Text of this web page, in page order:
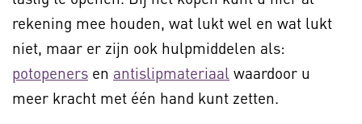
rekening mee houden, wat lukt wel en wat lukt
niet, maar er zijn ook hulpmiddelen als:
potopeners en antislipmateriaal waardoor u
meer kracht met één hand kunt zetten.